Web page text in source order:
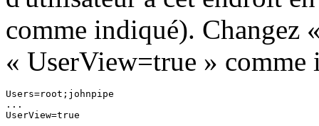
comme indiqué). Changez
« UserView=true » comme
Users=root;johnpipe
...